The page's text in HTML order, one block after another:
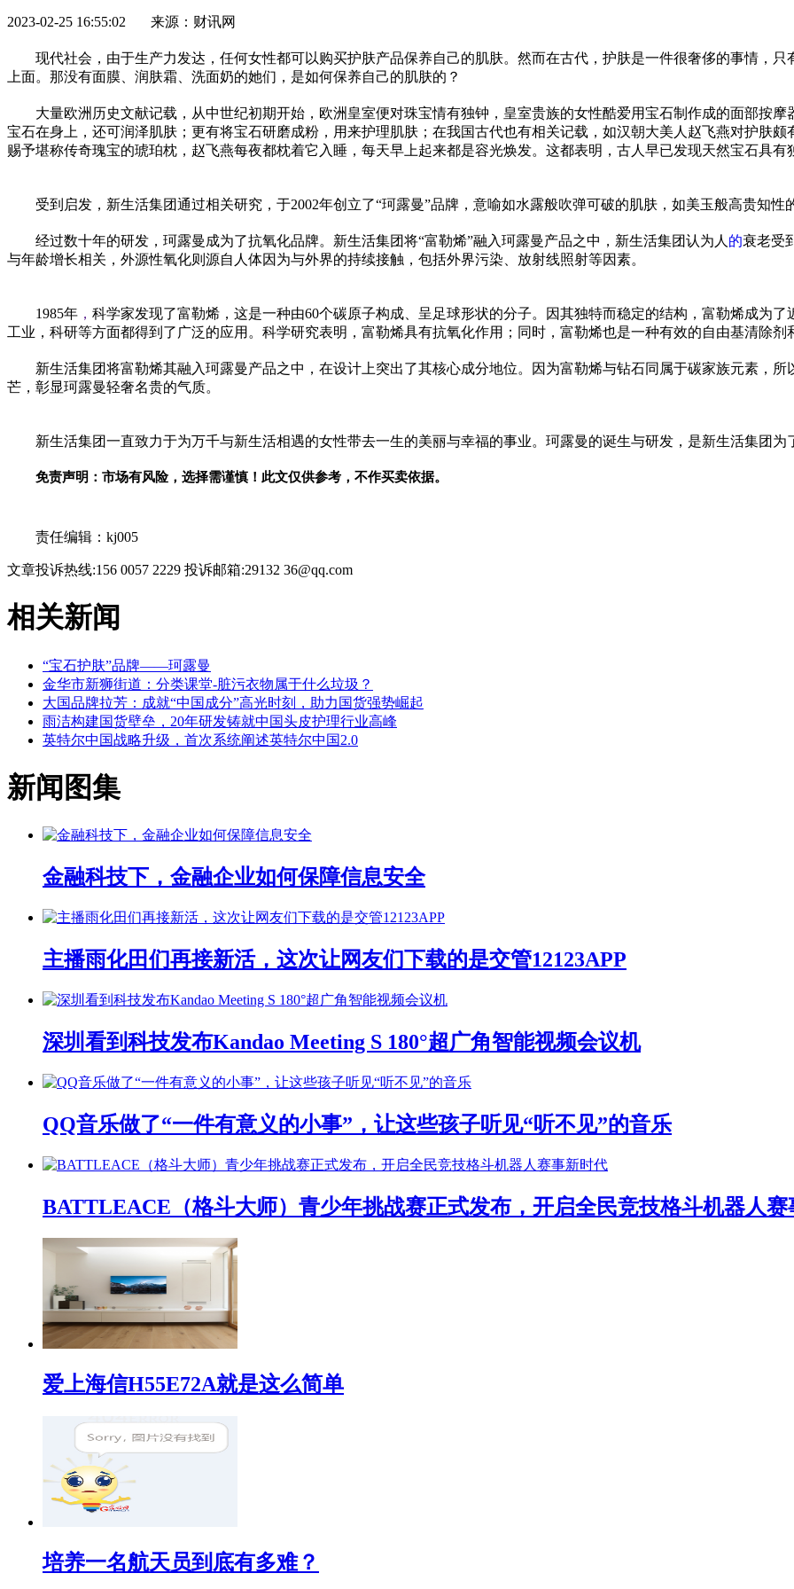
2023-02-25 16:55:02 来源：财讯网
现代社会，由于生产力发达，任何女性都可以购买护肤产品保养自己的肌肤。然而在古代，护肤是一件很奢侈的事情，
上面。那没有面膜、润肤霜、洗面奶的她们，是如何保养自己的肌肤的？
大量欧洲历史文献记载，从中世纪初期开始，欧洲皇室便对珠宝情有独钟，皇室贵族的女性酷爱用宝石制作成的面部按
宝石在身上，还可润泽肌肤；更有将宝石研磨成粉，用来护理肌肤；在我国古代也有相关记载，如汉朝大美人赵飞燕对护肤
赐予堪称传奇瑰宝的琥珀枕，赵飞燕每夜都枕着它入睡，每天早上起来都是容光焕发。这都表明，古人早已发现天然宝石具有
受到启发，新生活集团通过相关研究，于2002年创立了“珂露曼”品牌，意喻如水露般吹弹可破的肌肤，如美玉般高贵知
经过数十年的研发，珂露曼成为了抗氧化品牌。新生活集团将“富勒烯”融入珂露曼产品之中，新生活集团认为人 的衰老受
与年龄增长相关，外源性氧化则源自人体因为与外界的持续接触，包括外界污染、放射线照射等因素。
1985年 ， 科学家发现了富勒烯，这是一种由60个碳原子构成、呈足球形状的分子。因其独特而稳定的结构，富勒烯成为
工业，科研等方面都得到了广泛的应用。科学研究表明，富勒烯具有抗氧化作用；同时，富勒烯也是一种有效的自由基清除剂
新生活集团将富勒烯其融入珂露曼产品之中，在设计上突出了其核心成分地位。因为富勒烯与钻石同属于碳家族元素，
芒，彰显珂露曼轻奢名贵的气质。
新生活集团一直致力于为万千与新生活相遇的女性带去一生的美丽与幸福的事业。珂露曼的诞生与研发，是新生活集团
免责声明：市场有风险，选择需谨慎！此文仅供参考，不作买卖依据。
责任编辑：kj005
文章投诉热线:156 0057 2229 投诉邮箱:29132 36@qq.com
相关新闻
“宝石护肤”品牌——珂露曼
金华市新狮街道：分类课堂-脏污衣物属于什么垃圾？
大国品牌拉芳：成就“中国成分”高光时刻，助力国货强势崛起
雨洁构建国货壁垒，20年研发铸就中国头皮护理行业高峰
英特尔中国战略升级，首次系统阐述英特尔中国2.0
新闻图集
金融科技下，金融企业如何保障信息安全
主播雨化田们再接新活，这次让网友们下载的是交管12123APP
深圳看到科技发布Kandao Meeting S 180°超广角智能视频会议机
QQ音乐做了“一件有意义的小事”，让这些孩子听见“听不见”的音乐
BATTLEACE（格斗大师）青少年挑战赛正式发布，开启全民竞技格斗机器人赛
爱上海信H55E72A就是这么简单
培养一名航天员到底有多难？